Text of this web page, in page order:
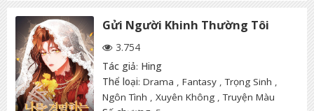
Gửi Người Khinh Thường Tôi
3.754
Tác giả: Hing
Thể loại: Drama , Fantasy ,Trọng Sinh ,
Ngôn Tình , Xuyên Không ,Truyện Màu